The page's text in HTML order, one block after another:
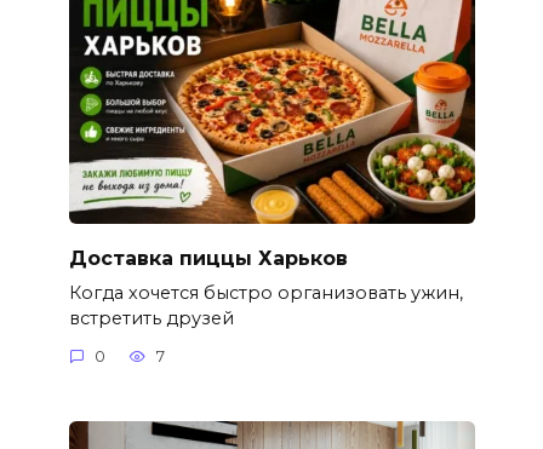
Доставка пиццы Харьков
Когда хочется быстро организовать ужин,
встретить друзей
0 7